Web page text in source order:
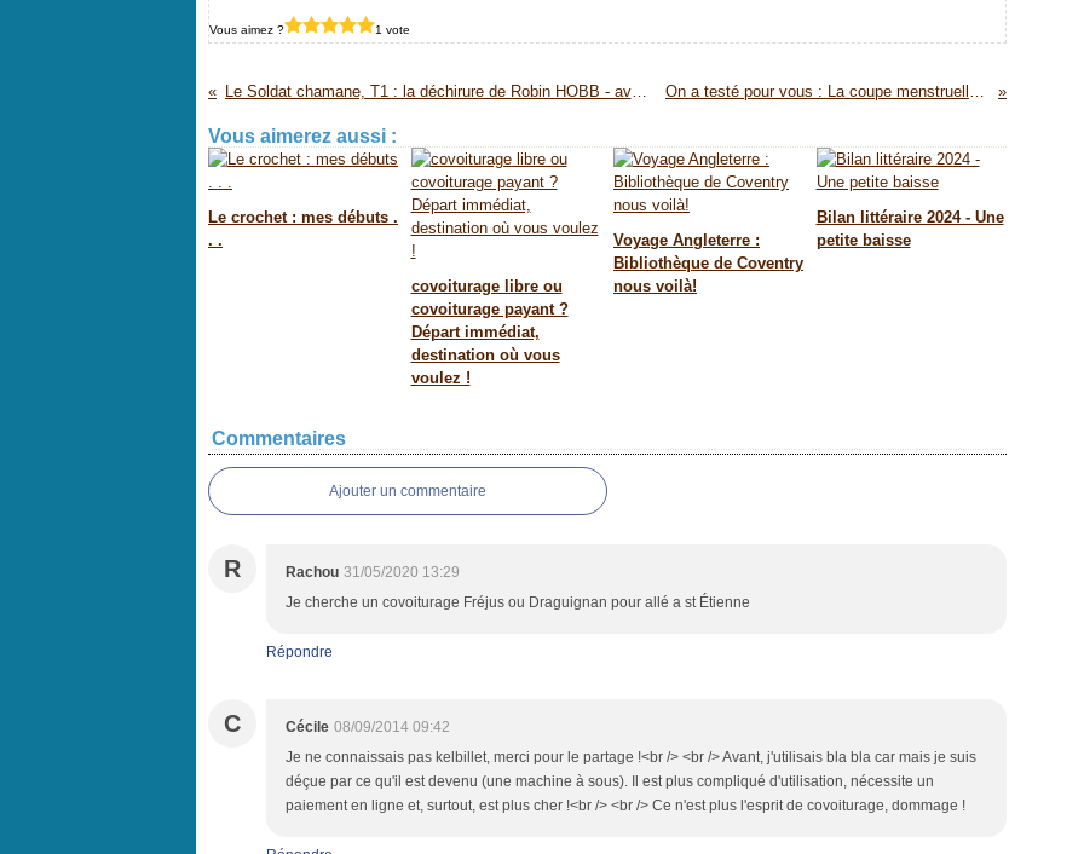
Vous aimez ? 1 vote
Le Soldat chamane, T1 : la déchirure de Robin HOBB - avis littéraire On a testé pour vous : La coupe menstruelle ou Cup
Vous aimerez aussi :
Le crochet : mes débuts .
. .
covoiturage libre ou
covoiturage payant ?
Départ immédiat,
destination où vous
voulez !
Voyage Angleterre :
Bibliothèque de Coventry
nous voilà!
Bilan littéraire 2024 - Une
petite baisse
Commentaires
Ajouter un commentaire
R Rachou 31/05/2020 13:29
Je cherche un covoiturage Fréjus ou Draguignan pour allé a st Étienne
Répondre
C Cécile 08/09/2014 09:42
Je ne connaissais pas kelbillet, merci pour le partage !<br /> <br /> Avant, j'utilisais bla bla car mais je suis
déçue par ce qu'il est devenu (une machine à sous). Il est plus compliqué d'utilisation, nécessite un
paiement en ligne et, surtout, est plus cher !<br /> <br /> Ce n'est plus l'esprit de covoiturage, dommage !